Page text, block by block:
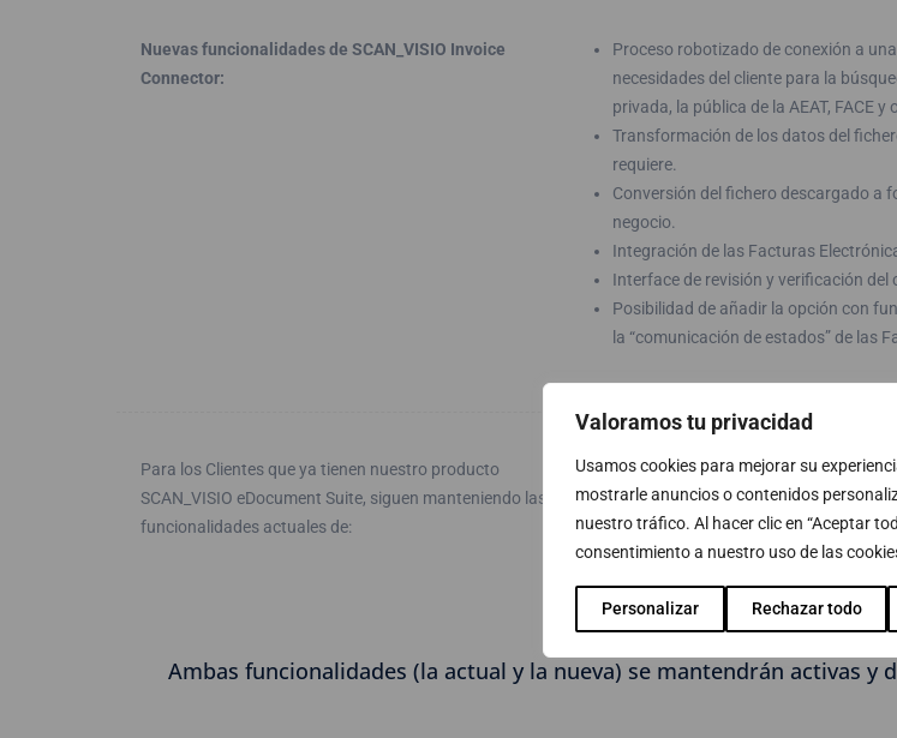
Valoramos tu privacidad
Usamos cookies para mejorar su
mostrarle anuncios o contenidos
nuestro tráfico. Al hacer clic en “Aceptar
consentimiento a nuestro uso de las
Personalizar Rechazar todo
Nuevas funcionalidades de SCAN_VISIO Invoice
Connector:
Proceso robotizado de conexión a
necesidades del cliente para la
privada, la pública de la AEAT, FACE y
Transformación de los datos del
requiere.
Conversión del fichero descargado a
negocio.
Integración de las Facturas
Interface de revisión y verificación
Posibilidad de añadir la opción con
la “comunicación de estados” de las
Para los Clientes que ya tienen nuestro producto
SCAN_VISIO eDocument Suite, siguen manteniendo las
funcionalidades actuales de:
Digitalización de Facturas recibidas
Importación de las Facturas
Importación de las Facturas
Envío de los datos y de las imágenes
SCAN_VISIO eDocument Suite, a
Ambas funcionalidades (la actual y la nueva) se mantendrán activas